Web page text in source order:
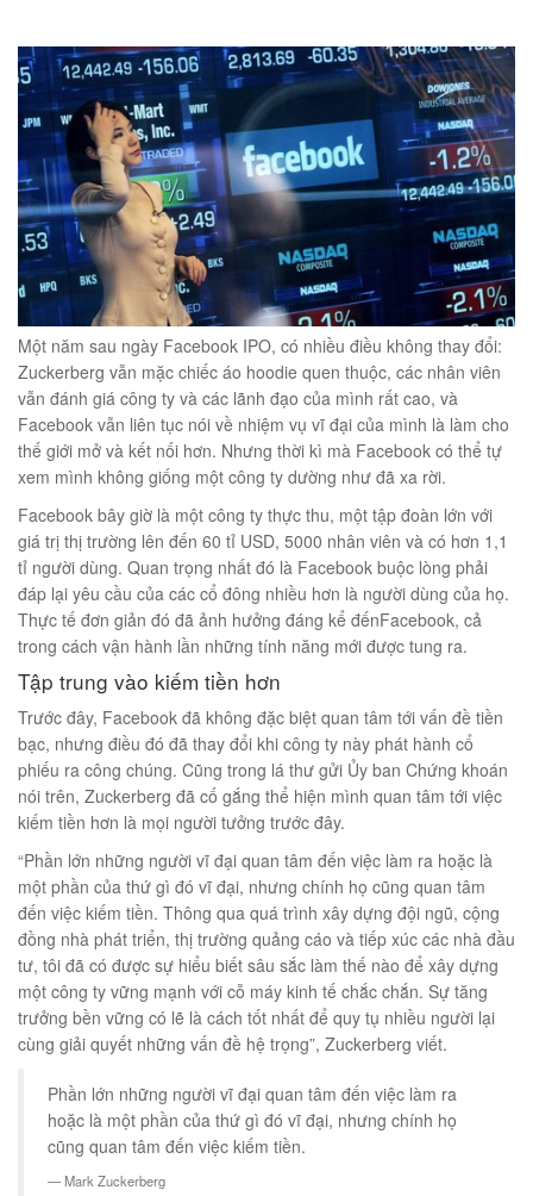
Jeep giá rẻ JR03
GIỎ
Jeep giá rẻ 04
GIỎ
hàn quốc cao cấp
₫
GIỎ
Túi đeo chéo nam công sở da bò sáp đựng tài liệu A4 KT57
₫
GIỎ
Một năm sau ngày Facebook IPO, có nhiều điều không thay đổi:
Zuckerberg vẫn mặc chiếc áo hoodie quen thuộc, các nhân viên
vẫn đánh giá công ty và các lãnh đạo của mình rất cao, và
Facebook vẫn liên tục nói về nhiệm vụ vĩ đại của mình là làm cho
thế giới mở và kết nối hơn. Nhưng thời kì mà Facebook có thể tự
xem mình không giống một công ty dường như đã xa rời.
Facebook bây giờ là một công ty thực thu, một tập đoàn lớn với
giá trị thị trường lên đến 60 tỉ USD, 5000 nhân viên và có hơn 1,1
tỉ người dùng. Quan trọng nhất đó là Facebook buộc lòng phải
đáp lại yêu cầu của các cổ đông nhiều hơn là người dùng của họ.
Thực tế đơn giản đó đã ảnh hưởng đáng kể đếnFacebook, cả
trong cách vận hành lần những tính năng mới được tung ra.
Tập trung vào kiếm tiền hơn
Trước đây, Facebook đã không đặc biệt quan tâm tới vấn đề tiền
bạc, nhưng điều đó đã thay đổi khi công ty này phát hành cổ
phiếu ra công chúng. Cũng trong lá thư gửi Ủy ban Chứng khoán
nói trên, Zuckerberg đã cố gắng thể hiện mình quan tâm tới việc
kiếm tiền hơn là mọi người tưởng trước đây.
“Phần lớn những người vĩ đại quan tâm đến việc làm ra hoặc là
một phần của thứ gì đó vĩ đại, nhưng chính họ cũng quan tâm
đến việc kiếm tiền. Thông qua quá trình xây dựng đội ngũ, cộng
đồng nhà phát triển, thị trường quảng cáo và tiếp xúc các nhà đầu
tư, tôi đã có được sự hiểu biết sâu sắc làm thế nào để xây dựng
một công ty vững mạnh với cỗ máy kinh tế chắc chắn. Sự tăng
trưởng bền vững có lẽ là cách tốt nhất để quy tụ nhiều người lại
cùng giải quyết những vấn đề hệ trọng”, Zuckerberg viết.
Phần lớn những người vĩ đại quan tâm đến việc làm ra
hoặc là một phần của thứ gì đó vĩ đại, nhưng chính họ
cũng quan tâm đến việc kiếm tiền.
Mark Zuckerberg